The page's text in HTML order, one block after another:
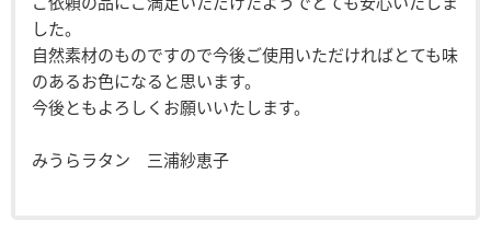
した。
自然素材のものですので今後ご使用いただければとても味
のあるお色になると思います。
今後ともよろしくお願いいたします。
みうらラタン 三浦紗恵子